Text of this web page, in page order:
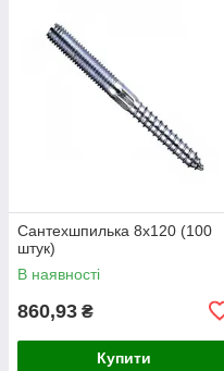
Сантехшпилька 8х120 (100
штук)
В наявності
860,93 ₴
Купити